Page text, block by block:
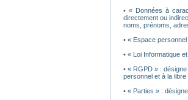
• « Données à
directement ou
noms, prénoms,
• « Espace
• « Loi Informatique
• « RGPD » :
personnel et à la
• « Parties » :